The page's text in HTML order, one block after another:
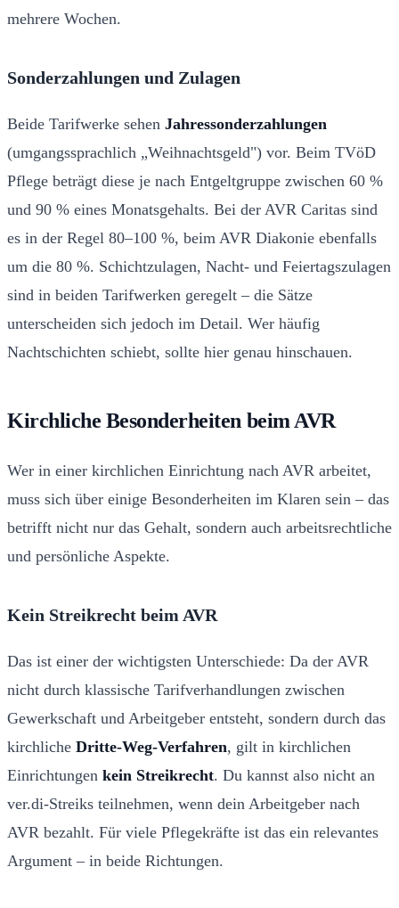
mehrere Wochen.
Sonderzahlungen und Zulagen
Beide Tarifwerke sehen Jahressonderzahlungen
(umgangssprachlich „Weihnachtsgeld") vor. Beim TVöD
Pflege beträgt diese je nach Entgeltgruppe zwischen 60 %
und 90 % eines Monatsgehalts. Bei der AVR Caritas sind
es in der Regel 80–100 %, beim AVR Diakonie ebenfalls
um die 80 %. Schichtzulagen, Nacht- und Feiertagszulagen
sind in beiden Tarifwerken geregelt – die Sätze
unterscheiden sich jedoch im Detail. Wer häufig
Nachtschichten schiebt, sollte hier genau hinschauen.
Kirchliche Besonderheiten beim AVR
Wer in einer kirchlichen Einrichtung nach AVR arbeitet,
muss sich über einige Besonderheiten im Klaren sein – das
betrifft nicht nur das Gehalt, sondern auch arbeitsrechtliche
und persönliche Aspekte.
Kein Streikrecht beim AVR
Das ist einer der wichtigsten Unterschiede: Da der AVR
nicht durch klassische Tarifverhandlungen zwischen
Gewerkschaft und Arbeitgeber entsteht, sondern durch das
kirchliche Dritte-Weg-Verfahren, gilt in kirchlichen
Einrichtungen kein Streikrecht. Du kannst also nicht an
ver.di-Streiks teilnehmen, wenn dein Arbeitgeber nach
AVR bezahlt. Für viele Pflegekräfte ist das ein relevantes
Argument – in beide Richtungen.